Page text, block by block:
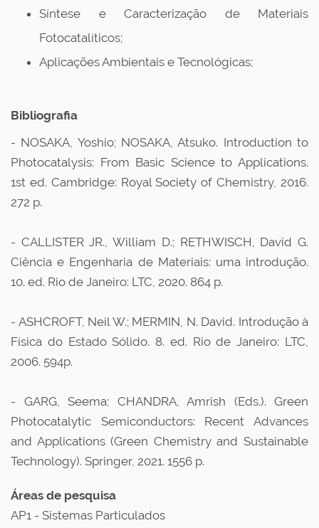
Síntese e Caracterização de Materiais
Fotocatalíticos;
Aplicações Ambientais e Tecnológicas;
Bibliografia
- NOSAKA, Yoshio; NOSAKA, Atsuko. Introduction to
Photocatalysis: From Basic Science to Applications.
1st ed. Cambridge: Royal Society of Chemistry, 2016.
272 p.
- CALLISTER JR., William D.; RETHWISCH, David G.
Ciência e Engenharia de Materiais: uma introdução.
10. ed. Rio de Janeiro: LTC, 2020. 864 p.
- ASHCROFT, Neil W.; MERMIN, N. David. Introdução à
Física do Estado Sólido. 8. ed. Rio de Janeiro: LTC,
2006. 594p.
- GARG, Seema; CHANDRA, Amrish (Eds.). Green
Photocatalytic Semiconductors: Recent Advances
and Applications (Green Chemistry and Sustainable
Technology). Springer, 2021. 1556 p.
Áreas de pesquisa
AP1 - Sistemas Particulados